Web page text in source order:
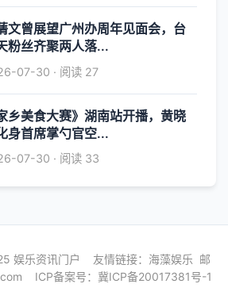
文曾展望广州办周年见面会，台
粉丝齐聚两人落...
07-30 · 阅读 27
乡美食大赛》湖南站开播，黄晓
身首席掌勺官空...
07-30 · 阅读 33
娱乐资讯门户 友情链接： 海藻娱乐 邮
ICP备案号： 冀ICP备20017381号-1